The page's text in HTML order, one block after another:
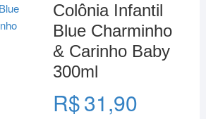
Colônia Infantil
Blue Charminho
& Carinho Baby
300ml
R$31,90